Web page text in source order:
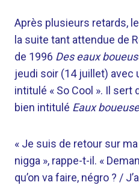
Après plusieurs retards,
la suite tant attendue de
de 1996 Des eaux
jeudi soir (14 juillet) avec
intitulé « So Cool ». Il sert
bien intitulé Eaux
« Je suis de retour sur
nigga », rappe-t-il. «
qu’on va faire, négro ? /